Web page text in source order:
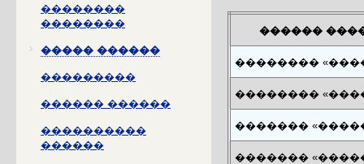
��������
��������
����� ������
���������
������ ������
����������
������
������
��������
��������
�������
�������